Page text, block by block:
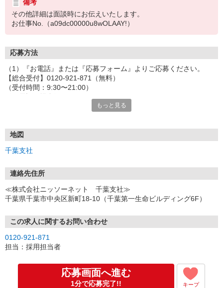
備考
その他詳細は面談時にお伝えいたします。
お仕事No.（a09dc00000u8wOLAAY!）
応募方法
（1）『お電話』または『応募フォーム』よりご応募ください。
【総合受付】0120-921-871（無料）
（受付時間：9:30〜21:00）
「e-aidemを見て」とお伝えいただけるとスムーズです。
◎応募フォームからのご応募は24時間受付中です！
（2）面談・登録の実施
ご都合のよいお日にちをお聞かせください。
↓
（3）選考・お仕事のご案内
↓
※紹介予定派遣・職業紹介などで、正職員登用前提でのお仕事も可
能です。
もっと見る
地図
千葉支社
連絡先住所
≪株式会社ニッソーネット 千葉支社≫
千葉県千葉市中央区新町18-10（千葉第一生命ビルディング6F）
この求人に関するお問い合わせ
0120-921-871
担当：採用担当者
応募画面へ進む
1分で応募完了!! キープ